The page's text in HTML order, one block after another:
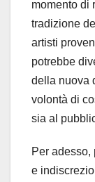
momento di
tradizione
artisti
potrebbe
della nuova
volontà di
sia al
Per adesso,
e